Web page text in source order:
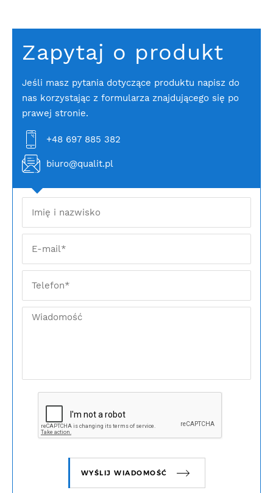
Zapytaj o produkt
Jeśli masz pytania dotyczące produktu napisz do
nas korzystając z formularza znajdującego się po
prawej stronie.
+48 697 885 382
biuro@qualit.pl
WYŚLIJ WIADOMOŚĆ